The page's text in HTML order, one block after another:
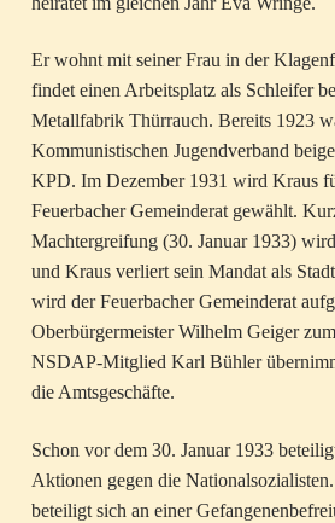
Er wohnt mit seiner Frau in der
findet einen Arbeitsplatz als Schleifer
Metallfabrik Thürrauch. Bereits 1923
Kommunistischen Jugendverband
KPD. Im Dezember 1931 wird Kraus
Feuerbacher Gemeinderat gewählt.
Machtergreifung (30. Januar 1933)
und Kraus verliert sein Mandat als
wird der Feuerbacher Gemeinderat
Oberbürgermeister Wilhelm Geiger
NSDAP-Mitglied Karl Bühler
die Amtsgeschäfte.
Schon vor dem 30. Januar 1933
Aktionen gegen die
beteiligt sich an einer